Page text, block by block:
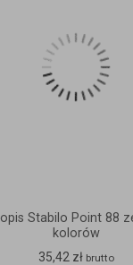
Stabilo Point 88
kolorów
35,42 zł brutto